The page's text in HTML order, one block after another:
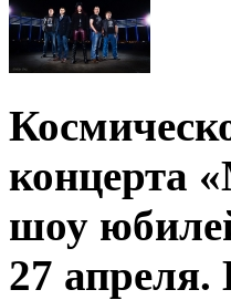
концерта
шоу
27